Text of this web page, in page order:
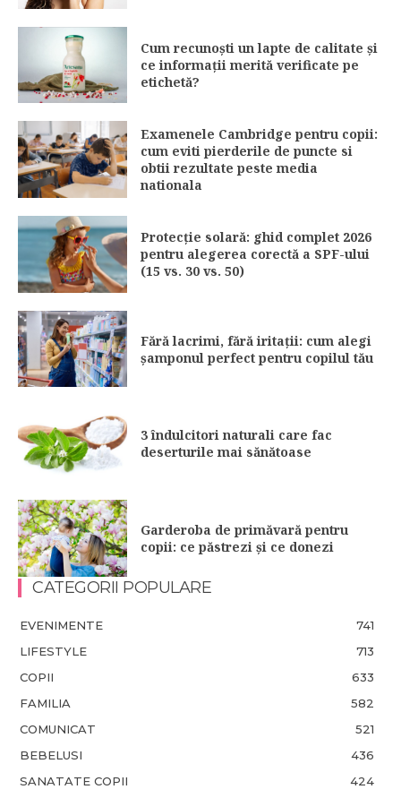
Cum recunoști un lapte de calitate și
ce informații merită verificate pe
etichetă?
Examenele Cambridge pentru copii:
cum eviti pierderile de puncte si
obtii rezultate peste media
nationala
Protecție solară: ghid complet 2026
pentru alegerea corectă a SPF-ului
(15 vs. 30 vs. 50)
Fără lacrimi, fără iritații: cum alegi
șamponul perfect pentru copilul tău
3 îndulcitori naturali care fac
deserturile mai sănătoase
Garderoba de primăvară pentru
copii: ce păstrezi și ce donezi
CATEGORII POPULARE
EVENIMENTE
741
LIFESTYLE
713
COPII
633
FAMILIA
582
COMUNICAT
521
BEBELUSI
436
SANATATE COPII
424